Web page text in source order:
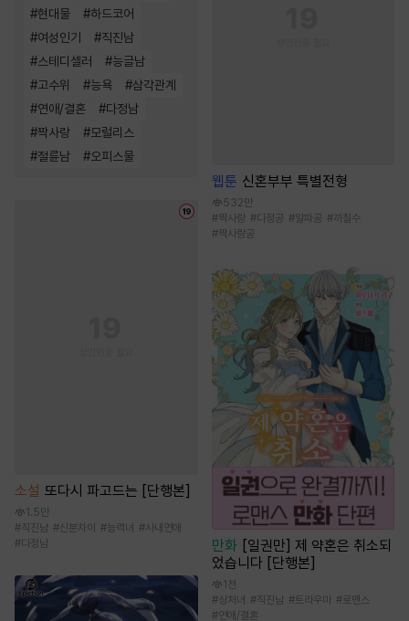
#현대물 #하드코어
#여성인기 #직진남
#스테디셀러 #능글남
#고수위 #능욕 #삼각관계
#연애/결혼 #다정남
#짝사랑 #모럴리스
#절륜남 #오피스물
소설 또다시 파고드는 [단행본]
1.5만
#직진남 #신분차이 #능력녀 #사내연애
#다정남
웹툰 신혼부부 특별전형
532만
#짝사랑 #다정공 #알파공 #까칠수
#짝사랑공
만화
[일권만] 제 약혼은 취소되
었습니다 [단행본]
1천
#상처녀 #직진남 #트라우마 #로맨스
#연애/결혼